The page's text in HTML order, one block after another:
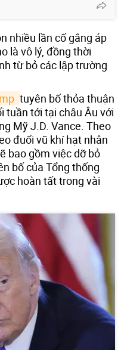
nhiều lần cố gắng áp
là vô lý, đồng thời
từ bỏ các lập trường
tuyên bố thỏa thuận
tuần tới tại châu Âu với
Mỹ J.D. Vance. Theo
đuổi vũ khí hạt nhân
bao gồm việc dỡ bỏ
bố của Tổng thống
hoàn tất trong vài